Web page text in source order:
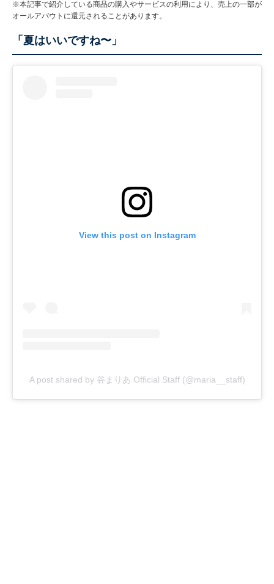
※本記事で紹介している商品の購入やサービスの利用により、売上の一部が
オールアバウトに還元されることがあります。
「夏はいいですね〜」
View this post on Instagram
A post shared by 谷まりあ Official Staff (@maria__staff)